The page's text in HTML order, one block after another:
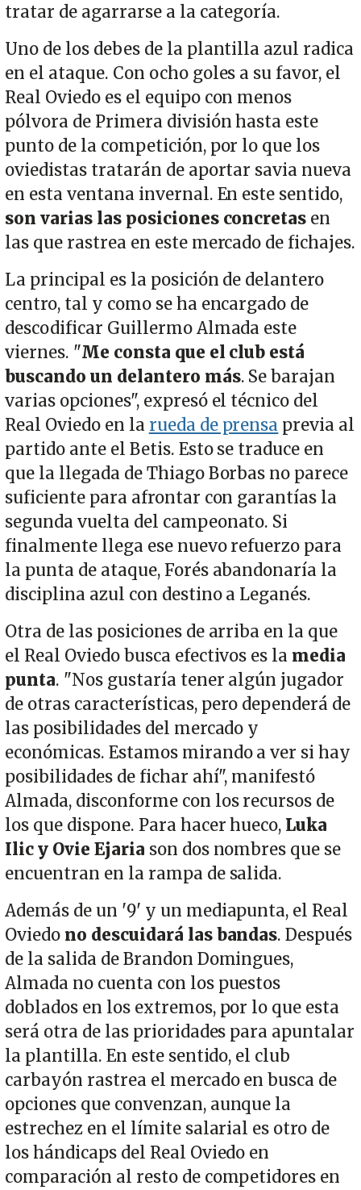
tratar de agarrarse a la categoría.
Uno de los debes de la plantilla azul radica
en el ataque. Con ocho goles a su favor, el
Real Oviedo es el equipo con menos
pólvora de Primera división hasta este
punto de la competición, por lo que los
oviedistas tratarán de aportar savia nueva
en esta ventana invernal. En este sentido,
son varias las posiciones concretas en
las que rastrea en este mercado de fichajes.
La principal es la posición de delantero
centro, tal y como se ha encargado de
descodificar Guillermo Almada este
viernes. "Me consta que el club está
buscando un delantero más. Se barajan
varias opciones", expresó el técnico del
Real Oviedo en la rueda de prensa previa al
partido ante el Betis. Esto se traduce en
que la llegada de Thiago Borbas no parece
suficiente para afrontar con garantías la
segunda vuelta del campeonato. Si
finalmente llega ese nuevo refuerzo para
la punta de ataque, Forés abandonaría la
disciplina azul con destino a Leganés.
Otra de las posiciones de arriba en la que
el Real Oviedo busca efectivos es la media
punta. "Nos gustaría tener algún jugador
de otras características, pero dependerá de
las posibilidades del mercado y
económicas. Estamos mirando a ver si hay
posibilidades de fichar ahí", manifestó
Almada, disconforme con los recursos de
los que dispone. Para hacer hueco, Luka
Ilic y Ovie Ejaria son dos nombres que se
encuentran en la rampa de salida.
Además de un '9' y un mediapunta, el Real
Oviedono descuidará las bandas. Después
de la salida de Brandon Domingues,
Almada no cuenta con los puestos
doblados en los extremos, por lo que esta
será otra de las prioridades para apuntalar
la plantilla. En este sentido, el club
carbayón rastrea el mercado en busca de
opciones que convenzan, aunque la
estrechez en el límite salarial es otro de
los hándicaps del Real Oviedo en
comparación al resto de competidores en